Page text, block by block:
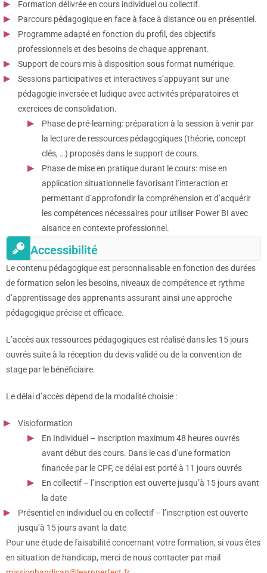
Formation délivrée en cours individuel ou collectif.
Parcours pédagogique en face à face à distance ou en présentiel.
Programme adapté en fonction du profil, des objectifs
professionnels et des besoins de chaque apprenant.
Support de cours mis à disposition sous format numérique.
Sessions participatives et interactives s’appuyant sur une
pédagogie inversée et ludique avec activités préparatoires et
exercices de consolidation.
Phase de pré-learning: préparation à la session à venir par
la lecture de ressources pédagogiques (théorie, concept
clés, …) proposés dans le support de cours.
Phase de mise en pratique durant le cours: mise en
application situationnelle favorisant l’interaction et
permettant d’approfondir la compréhension et d’acquérir
les compétences nécessaires pour utiliser Power BI avec
aisance en contexte professionnel.
Accessibilité
Le contenu pédagogique est personnalisable en fonction des durées
de formation selon les besoins, niveaux de compétence et rythme
d’apprentissage des apprenants assurant ainsi une approche
pédagogique précise et efficace.
L’accès aux ressources pédagogiques est réalisé dans les 15 jours
ouvrés suite à la réception du devis validé ou de la convention de
stage par le bénéficiaire.
Le délai d’accès dépend de la modalité choisie :
Visioformation
En Individuel – inscription maximum 48 heures ouvrés
avant début des cours. Dans le cas d’une formation
financée par le CPF, ce délai est porté à 11 jours ouvrés
En collectif – l’inscription est ouverte jusqu’à 15 jours avant
la date
Présentiel en individuel ou en collectif – l’inscription est ouverte
jusqu’à 15 jours avant la date
Pour une étude de faisabilité concernant votre formation, si vous êtes
en situation de handicap, merci de nous contacter par mail